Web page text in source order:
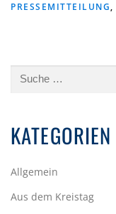
PRESSEMITTEILUNG,
Suche
KATEGORIEN
Allgemein
Aus dem Kreistag